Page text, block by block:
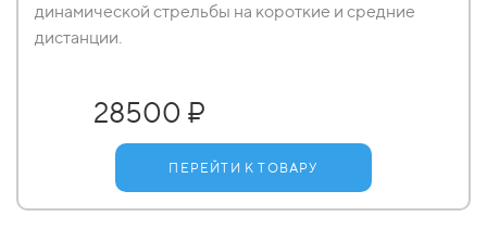
динамической стрельбы на короткие и средние
дистанции.
28500 ₽
ПЕРЕЙТИ К ТОВАРУ